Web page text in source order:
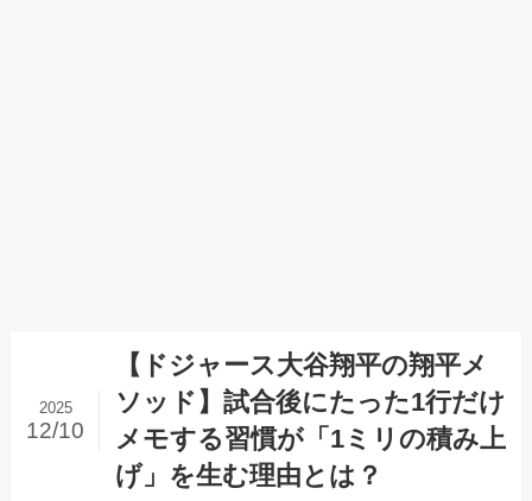
【ドジャース大谷翔平の翔平メ
ソッド】試合後にたった1行だけ
メモする習慣が「1ミリの積み上
げ」を生む理由とは？
2025
12/10